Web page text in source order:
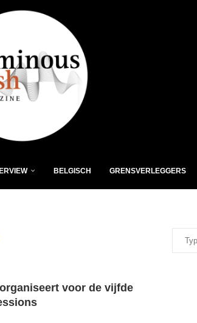
BELGISCH GRENSVERLEGGERS
voor de vijfde